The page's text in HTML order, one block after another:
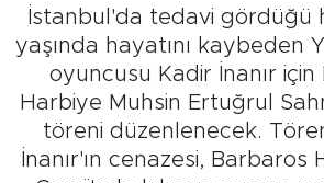
İstanbul'da tedavi gördüğü
yaşında hayatını kaybeden
oyuncusu Kadir İnanır
Harbiye Muhsin Ertuğrul
töreni düzenlenecek.
İnanır'ın cenazesi, Barbaros